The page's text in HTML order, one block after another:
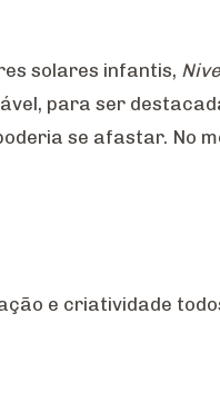
solares infantis,
para ser
se afastar. No
e criatividade